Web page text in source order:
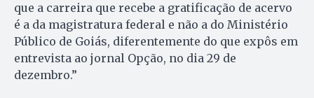
que a carreira que recebe a gratificação de acervo
é a da magistratura federal e não a do Ministério
Público de Goiás, diferentemente do que expôs em
entrevista ao jornal Opção, no dia 29 de
dezembro.”